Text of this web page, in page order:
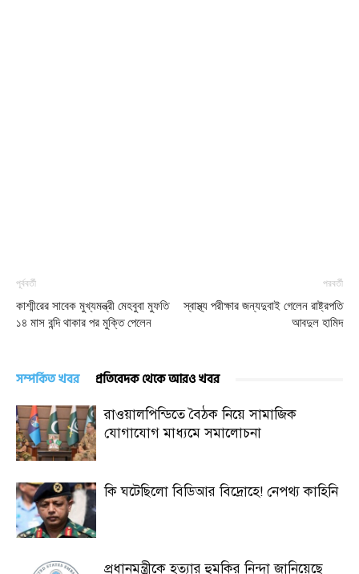
পূর্ববর্তী
কাশ্মীরের সাবেক মুখ্যমন্ত্রী মেহবুবা মুফতি
১৪ মাস বন্দি থাকার পর মুক্তি পেলেন
পরবর্তী
স্বাস্থ্য পরীক্ষার জন্যদুবাই গেলেন রাষ্ট্রপতি
আবদুল হামিদ
সম্পর্কিত খবর প্রতিবেদক থেকে আরও খবর
রাওয়ালপিন্ডিতে বৈঠক নিয়ে সামাজিক
যোগাযোগ মাধ্যমে সমালোচনা
কি ঘটেছিলো বিডিআর বিদ্রোহে! নেপথ্য কাহিনি
প্রধানমন্ত্রীকে হত্যার হুমকির নিন্দা জানিয়েছে